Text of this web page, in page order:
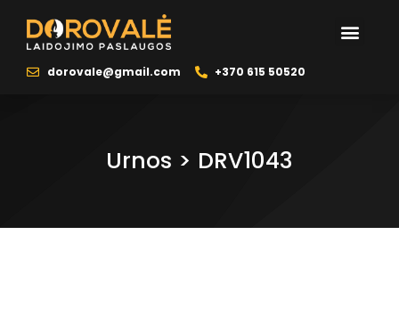
dorovale@gmail.com +370 615 50520
Urnos > DRV1043